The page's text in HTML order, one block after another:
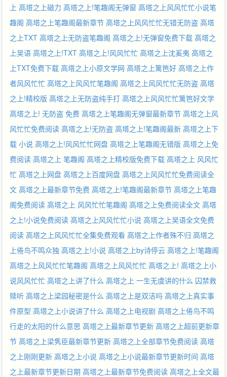
上 高塔之上磁力 高塔之上!笔趣阁无弹窗 高塔之上风风忙忙小说笔
趣阁 高塔之上笔趣阁最新章节 高塔之上风风忙忙无错无防盗 高塔
之上TXT 高塔之上无防盗笔趣阁 高塔之上!无弹窗免费下载 高塔之
上吴语 高塔之上!TXT 高塔之上!风风忙忙 高塔之上沈奚夷 高塔之
上TXT免费下载 高塔之上小原文学网 高塔之上篱笆好 高塔之上作
者风风忙忙 高塔之上风风忙笔趣阁 高塔之上风风忙忙无防盗 高塔
之上!精校版 高塔之上无防盗纯手打 高塔之上风风忙忙篱笆好文学
高塔之上! 无防盗 免费 高塔之上笔趣阁无弹窗最新章节 高塔之上风
风忙忙免费阅读 高塔之上!无防盗 高塔之上!笔趣阁最新 高塔之上下
载 小说 高塔之上!风风忙忙网盘 高塔之上笔趣阁无错版 高塔之上免
费阅读 高塔之上 笔趣阁 高塔之上精校版免费下载 高塔之上 风风忙
忙 高塔之上网盘 高塔之上百度网盘 高塔之上风风忙忙免费阅读全
文 高塔之上最新章节免费 高塔之上!笔趣阁最新章节 高塔之上笔趣
阁免费阅读 高塔之上 风风忙忙笔趣阁 高塔之上免费阅读全文 高塔
之上!小说免费阅读 高塔之上风风忙忙小说 高塔之上吴语全文免费
阅读 高塔之上风风忙忙全集免费观看 高塔之上作者殊不归 高塔之
上倦鸟不鸣众独 高塔之上!小说 高塔之上by诗停云 高塔之上!笔趣阁
高塔之上风风忙忙笔趣阁 高塔之上风风忙忙 高塔之上! 高塔之上小
说风风忙忙 高塔之上讲了什么 高塔之上 一生无虞讲的什么 囚禁救
赎听 高塔之上梁园秘密是什么 高塔之上是双洁吗 高塔之上真实事
件原型 高塔之上小说讲了什么 高塔之上电视剧 高塔之上倦鸟不鸣
行走的太阳的什么意思 高塔之上最新章节更新 高塔之上超前更新章
节 高塔之上梁隽臣最新章节更新 高塔之上全部章节免费阅读 高塔
之上刚刚更新 高塔之上小说 高塔之上小说最新章节更新时间 高塔
之上最新章节更新日期 高塔之上最新章节免费阅读 高塔之上全文最